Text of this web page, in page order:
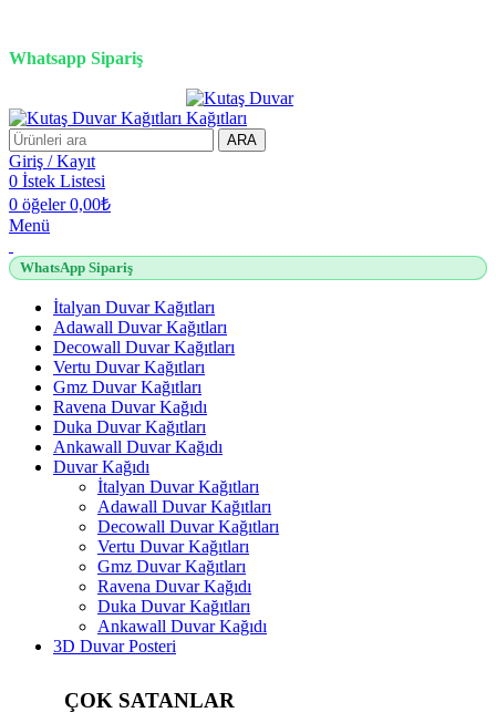
Whatsapp Sipariş
ARA
Giriş / Kayıt
0 İstek Listesi
0 öğeler 0,00₺
Menü
WhatsApp Sipariş
İtalyan Duvar Kağıtları
Adawall Duvar Kağıtları
Decowall Duvar Kağıtları
Vertu Duvar Kağıtları
Gmz Duvar Kağıtları
Ravena Duvar Kağıdı
Duka Duvar Kağıtları
Ankawall Duvar Kağıdı
Duvar Kağıdı
İtalyan Duvar Kağıtları
Adawall Duvar Kağıtları
Decowall Duvar Kağıtları
Vertu Duvar Kağıtları
Gmz Duvar Kağıtları
Ravena Duvar Kağıdı
Duka Duvar Kağıtları
Ankawall Duvar Kağıdı
3D Duvar Posteri
ÇOK SATANLAR